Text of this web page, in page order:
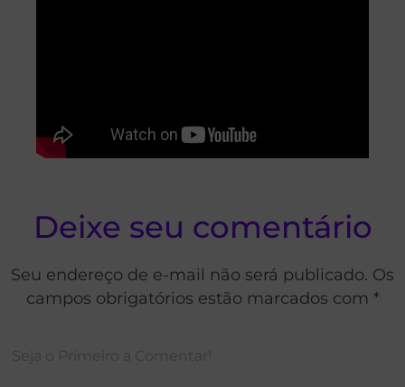
Deixe seu comentário
Seu endereço de e-mail não será publicado. Os
campos obrigatórios estão marcados com *